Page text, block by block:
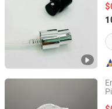
Jiangsu, China
Mfg Cosmetic Pump